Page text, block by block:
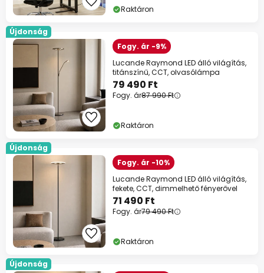
Raktáron
Újdonság
Fogy. ár -9%
Lucande Raymond LED álló világítás,
titánszínű, CCT, olvasólámpa
79 490 Ft
Fogy. ár87 990 Ft
Raktáron
Újdonság
Fogy. ár -10%
Lucande Raymond LED álló világítás,
fekete, CCT, dimmelhető fényerővel
71 490 Ft
Fogy. ár79 490 Ft
Raktáron
Újdonság